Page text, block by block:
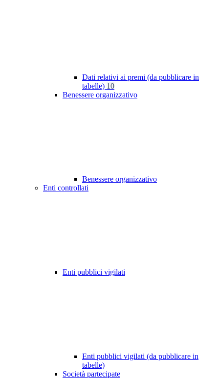
Dati relativi ai premi (da pubblicare in
tabelle) 10
Benessere organizzativo
Benessere organizzativo
Enti controllati
Enti pubblici vigilati
Enti pubblici vigilati (da pubblicare in
tabelle)
Società partecipate